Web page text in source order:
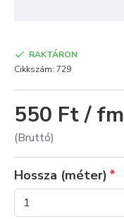
550 Ft / fm
(Bruttó)
RAKTÁRON
Cikkszám: 729
Hossza (méter)